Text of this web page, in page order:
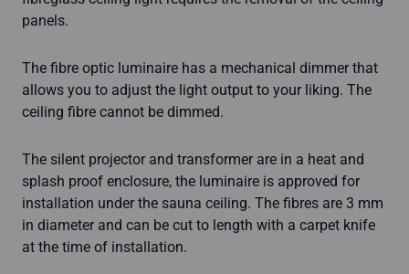
panels.
The fibre optic luminaire has a mechanical dimmer that
allows you to adjust the light output to your liking. The
ceiling fibre cannot be dimmed.
The silent projector and transformer are in a heat and
splash proof enclosure, the luminaire is approved for
installation under the sauna ceiling. The fibres are 3 mm
in diameter and can be cut to length with a carpet knife
at the time of installation.